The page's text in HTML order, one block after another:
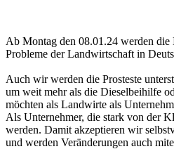
Ab Montag den 08.01.24 werden
Probleme der Landwirtschaft in
Auch wir werden die Prosteste
um weit mehr als die Dieselbeihilfe
möchten als Landwirte als
Als Unternehmer, die stark von der
werden. Damit akzeptieren wir
und werden Veränderungen auch